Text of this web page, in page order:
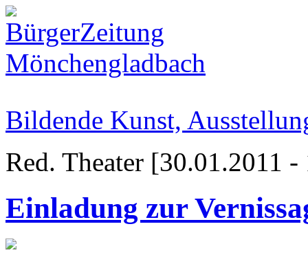
Bildende Kunst,
Red. Theater [30.01.2011
Einladung zur